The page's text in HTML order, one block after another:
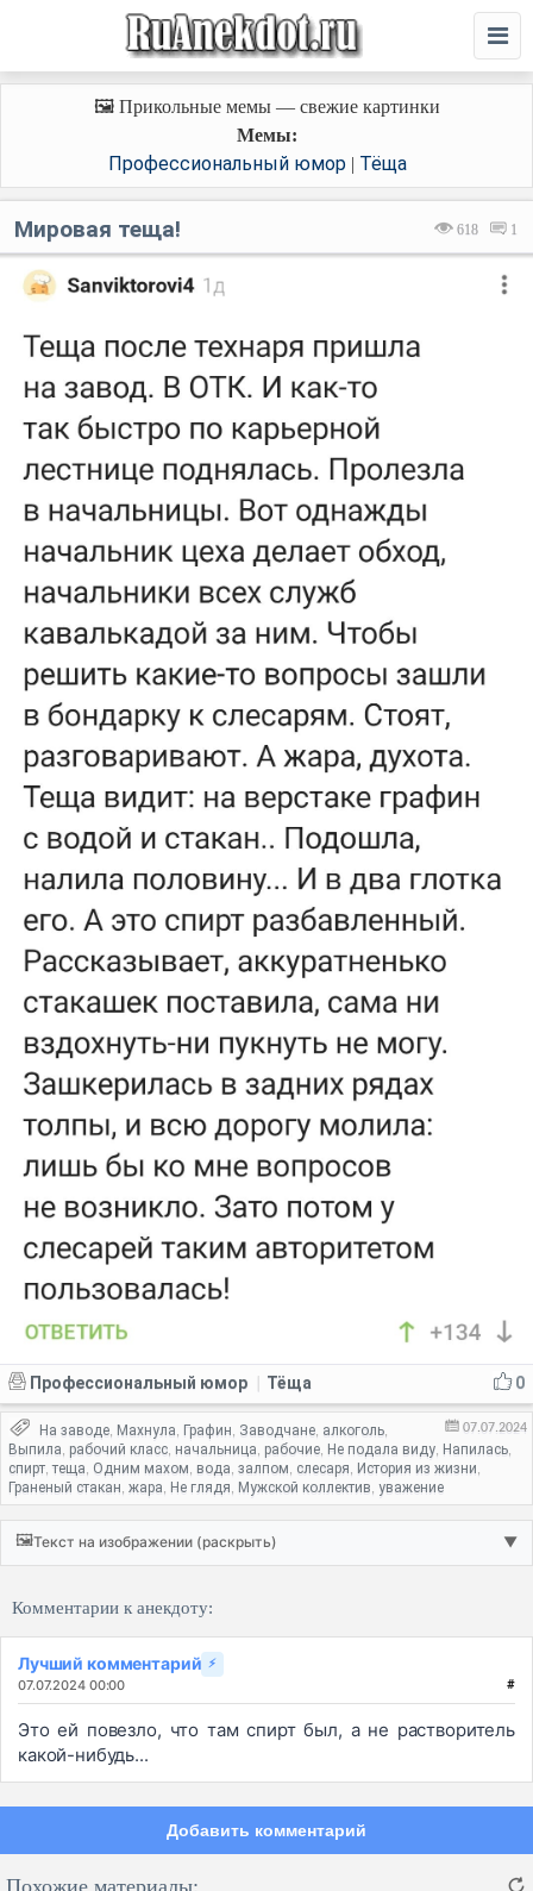
🖼️ Прикольные мемы — свежие картинки
Мемы:
Профессиональный юмор | Тёща
618 1
Мировая теща!
0
Профессиональный юмор Тёща
07.07.2024
На заводе, Махнула, Графин, Заводчане, алкоголь,
Выпила, рабочий класс, начальница, рабочие, Не подала виду, Напилась,
спирт,теща, Одним махом, вода, залпом, слесаря, История из жизни,
Граненый стакан, жара, Не глядя, Мужской коллектив, уважение
🖼️Текст на изображении (раскрыть) ▼
Комментарии к анекдоту:
Лучший комментарий ⚡
07.07.2024 00:00 #
Это ей повезло, что там спирт был, а не растворитель
какой-нибудь...
Добавить комментарий
Похожие материалы: